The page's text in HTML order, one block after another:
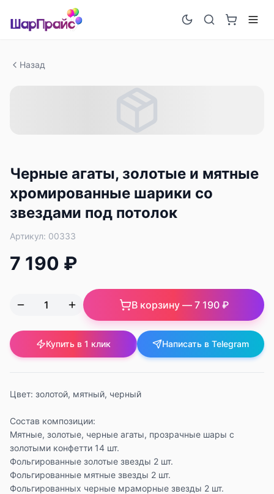
Назад
Черные агаты, золотые и мятные
хромированные шарики со
звездами под потолок
Артикул: 00333
7 190 ₽
В корзину — 7 190 ₽
Купить в 1 клик Написать в Telegram
Цвет: золотой, мятный, черный
Состав композиции:
Мятные, золотые, черные агаты, прозрачные шары с
золотыми конфетти 14 шт.
Фольгированные золотые звезды 2 шт.
Фольгированные мятные звезды 2 шт.
Фольгированных черные мраморные звезды 2 шт.